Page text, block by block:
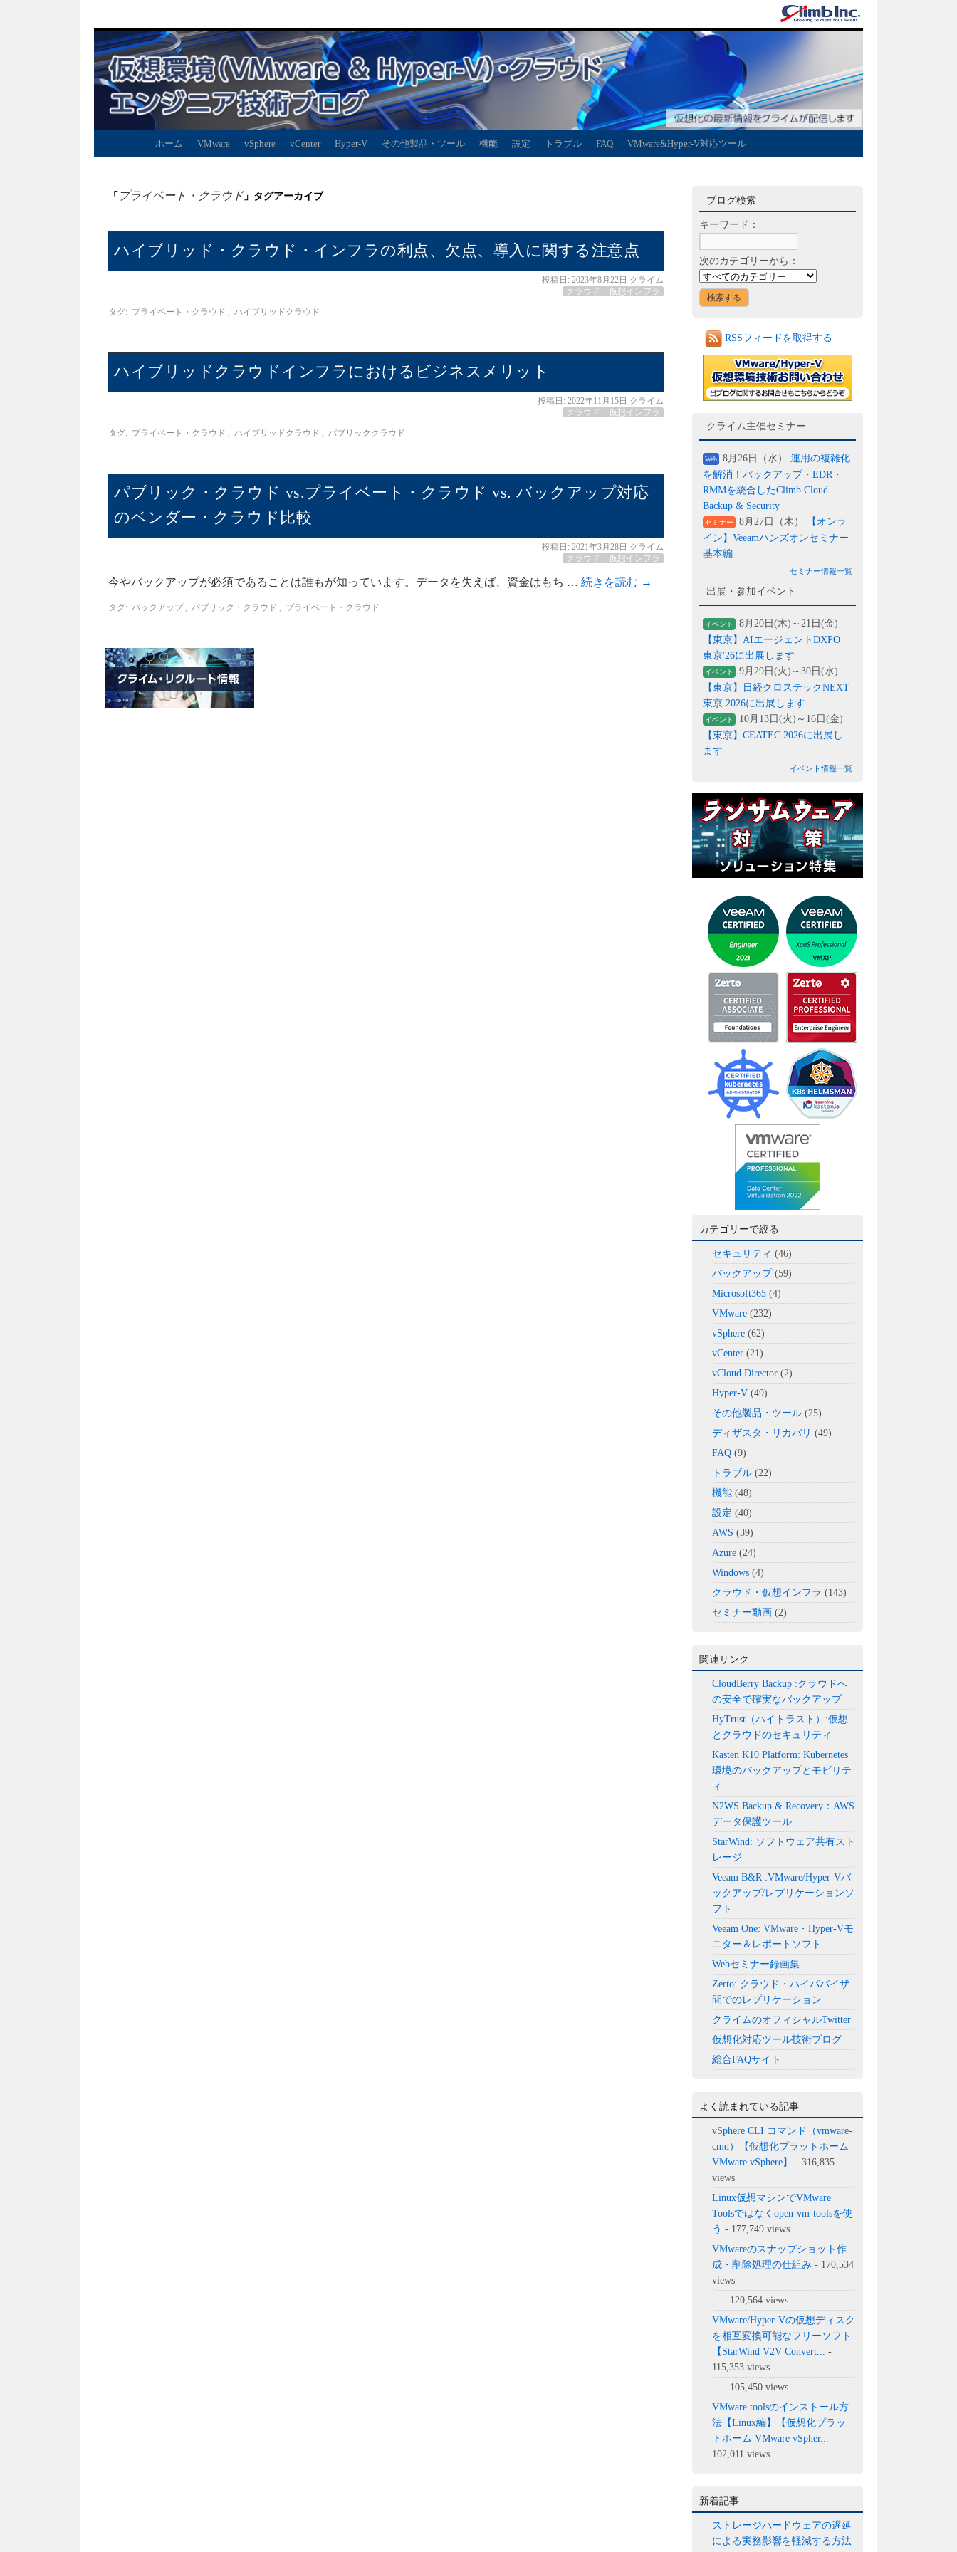
ホーム VMware vSphere vCenter Hyper-V その他製品・ツール 機能 設定 トラブル FAQ VMware&Hyper-V対応ツール
「 プライベート・クラウド 」タグアーカイブ
ハイブリッド・クラウド・インフラの利点、欠点、導入に関する注意点
投稿日: 2023年8月22日 クライム
クラウド・仮想インフラ
タグ: プライベート・クラウド , ハイブリッドクラウド
ハイブリッドクラウドインフラにおけるビジネスメリット
投稿日: 2022年11月15日 クライム
クラウド・仮想インフラ
タグ: プライベート・クラウド , ハイブリッドクラウド , パブリッククラウド
パブリック・クラウド vs.プライベート・クラウド vs. バックアップ対応
のベンダー・クラウド比較
投稿日: 2021年3月28日 クライム
クラウド・仮想インフラ
今やバックアップが必須であることは誰もが知っています。データを失えば、資金はもち … 続きを読む →
タグ: バックアップ , パブリック・クラウド , プライベート・クラウド
ブログ検索
キーワード：
次のカテゴリーから：
RSSフィードを取得する
クライム主催セミナー
Web 8月26日（水） 運用の複雑化
を解消！バックアップ・EDR・
RMMを統合したClimb Cloud
Backup & Security
セミナー 8月27日（木）
【オンラ
イン】Veeamハンズオンセミナー
基本編
セミナー情報一覧
出展・参加イベント
イベント
8月20日(木)～21日(金)
【東京】AIエージェントDXPO
東京'26に出展します
イベント
9月29日(火)～30日(水)
【東京】日経クロステックNEXT
東京 2026に出展します
イベント
10月13日(火)～16日(金)
【東京】CEATEC 2026に出展し
ます
イベント情報一覧
カテゴリーで絞る
セキュリティ (46)
バックアップ(59)
Microsoft365 (4)
VMware (232)
vSphere (62)
vCenter (21)
vCloud Director (2)
Hyper-V (49)
その他製品・ツール (25)
ディザスタ・リカバリ (49)
FAQ (9)
トラブル (22)
機能 (48)
設定 (40)
AWS (39)
Azure (24)
Windows (4)
クラウド・仮想インフラ (143)
セミナー動画 (2)
関連リンク
CloudBerry Backup :クラウドへ
の安全で確実なバックアップ
HyTrust（ハイトラスト）:仮想
とクラウドのセキュリティ
Kasten K10 Platform: Kubernetes
環境のバックアップとモビリテ
ィ
N2WS Backup & Recovery：AWS
データ保護ツール
StarWind: ソフトウェア共有スト
レージ
Veeam B&R :VMware/Hyper-Vバ
ックアップ/レプリケーションソ
フト
Veeam One: VMware・Hyper-Vモ
ニター＆レポートソフト
Webセミナー録画集
Zerto: クラウド・ハイパバイザ
間でのレプリケーション
クライムのオフィシャルTwitter
仮想化対応ツール技術ブログ
総合FAQサイト
よく読まれている記事
vSphere CLI コマンド（vmware-
cmd）【仮想化プラットホーム
VMware vSphere】
- 316,835
views
Linux仮想マシンでVMware
Toolsではなくopen-vm-toolsを使
う - 177,749 views
VMwareのスナップショット作
成・削除処理の仕組み - 170,534
views
- 120,564 views
VMware/Hyper-Vの仮想ディスク
を相互変換可能なフリーソフト
【StarWind V2V Convert...
-
115,353 views
- 105,450 views
VMware toolsのインストール方
法【Linux編】【仮想化プラッ
トホーム VMware vSpher...
-
102,011 views
新着記事
ストレージハードウェアの遅延
による実務影響を軽減する方法